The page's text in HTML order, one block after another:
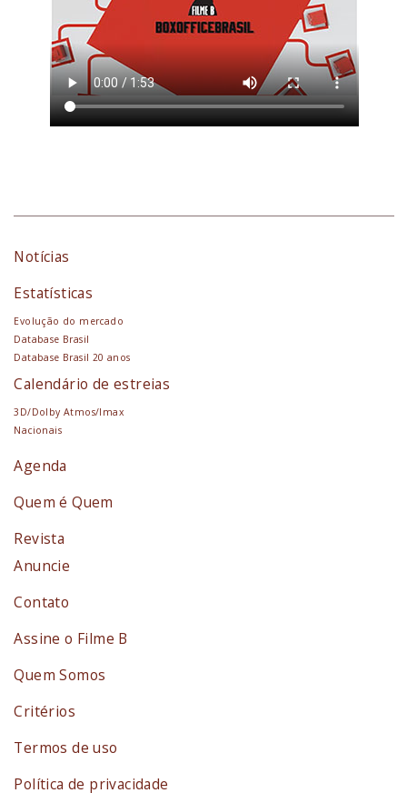
Notícias
Estatísticas
Evolução do mercado
Database Brasil
Database Brasil 20 anos
Calendário de estreias
3D/Dolby Atmos/Imax
Nacionais
Agenda
Quem é Quem
Revista
Anuncie
Contato
Assine o Filme B
Quem Somos
Critérios
Termos de uso
Política de privacidade